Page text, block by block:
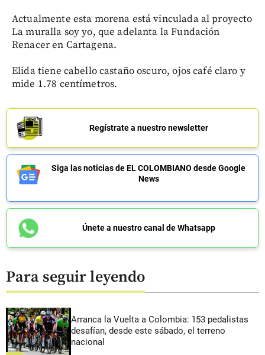
Actualmente esta morena está vinculada al proyecto
La muralla soy yo, que adelanta la Fundación
Renacer en Cartagena.
Elida tiene cabello castaño oscuro, ojos café claro y
mide 1.78 centímetros.
Regístrate a nuestro newsletter
Siga las noticias de EL COLOMBIANO desde Google
News
Únete a nuestro canal de Whatsapp
Para seguir leyendo
Arranca la Vuelta a Colombia: 153 pedalistas
desafían, desde este sábado, el terreno
nacional